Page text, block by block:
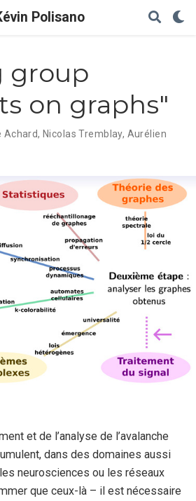
Polisano
group
on graphs"
Achard, Nicolas Tremblay, Aurélien
et de l’analyse de l’avalanche
dans des domaines aussi
neurosciences ou les réseaux
que ceux-là – il est nécessaire